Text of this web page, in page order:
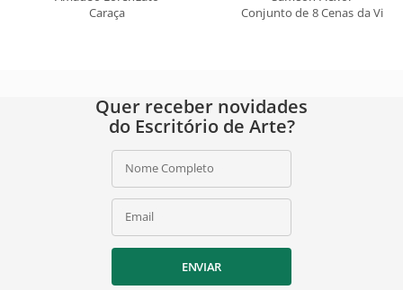
Caraça
Conjunto de 8 Cenas da Via
Quer receber novidades
do Escritório de Arte?
Nome Completo
Email
ENVIAR